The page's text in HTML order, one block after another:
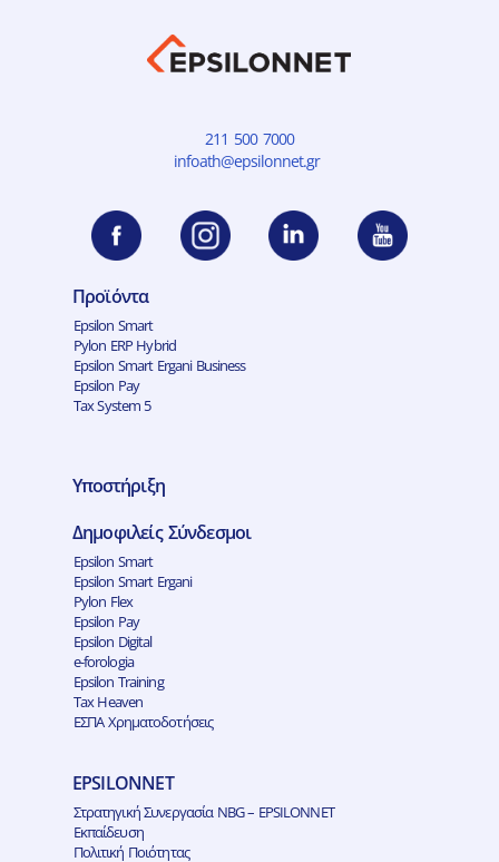
211 500 7000
infoath@epsilonnet.gr
Προϊόντα
Epsilon Smart
Pylon ERP Hybrid
Epsilon Smart Ergani Business
Epsilon Pay
Tax System 5
Υποστήριξη
Δημοφιλείς Σύνδεσμοι
Epsilon Smart
Epsilon Smart Ergani
Pylon Flex
Epsilon Pay
Epsilon Digital
e-forologia
Epsilon Training
Tax Heaven
ΕΣΠΑ Χρηματοδοτήσεις
EPSILONNET
Στρατηγική Συνεργασία NBG – EPSILONNET
Εκπαίδευση
Πολιτική Ποιότητας